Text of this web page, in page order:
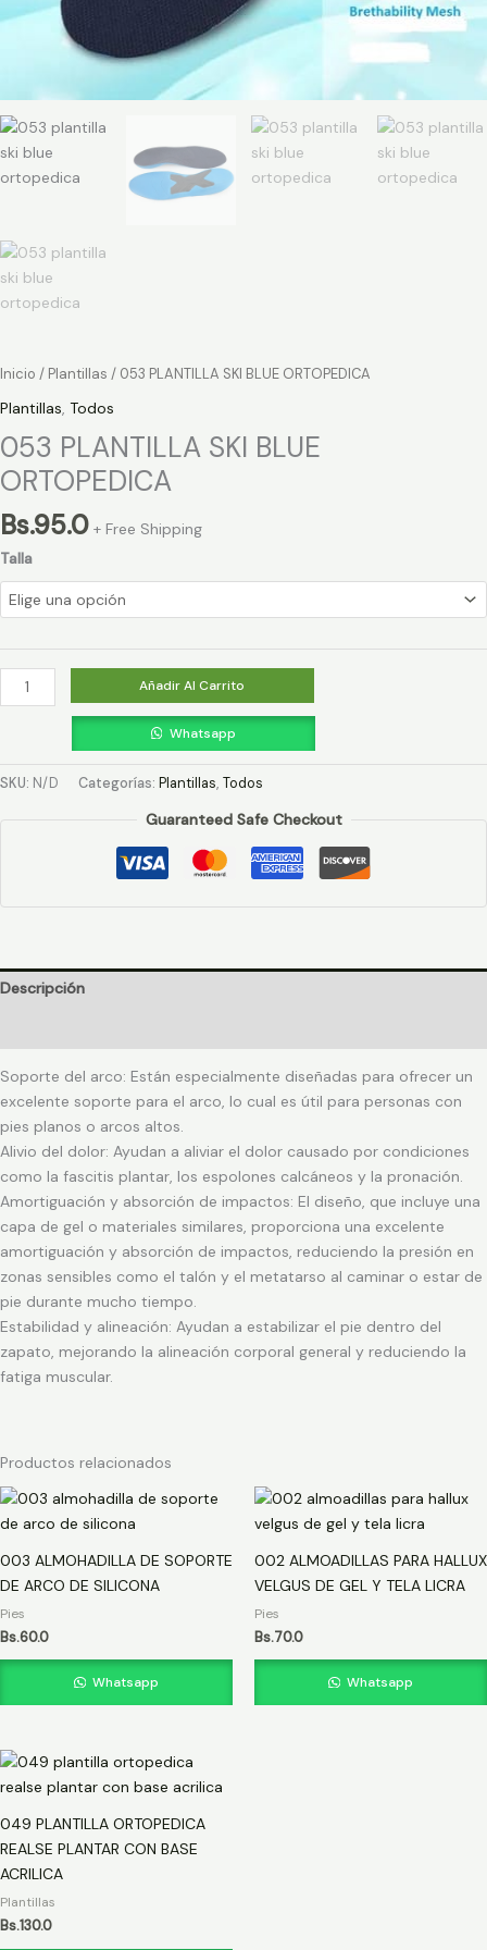
Inicio / Plantillas / 053 PLANTILLA SKI BLUE ORTOPEDICA
Plantillas, Todos
053 PLANTILLA SKI BLUE
ORTOPEDICA
Bs.95.0 + Free Shipping
Talla
Añadir Al Carrito
Whatsapp
SKU: N/D Categorías: Plantillas, Todos
Guaranteed Safe Checkout
Descripción
Soporte del arco: Están especialmente diseñadas para ofrecer un
excelente soporte para el arco, lo cual es útil para personas con
pies planos o arcos altos.
Alivio del dolor: Ayudan a aliviar el dolor causado por condiciones
como la fascitis plantar, los espolones calcáneos y la pronación.
Amortiguación y absorción de impactos: El diseño, que incluye una
capa de gel o materiales similares, proporciona una excelente
amortiguación y absorción de impactos, reduciendo la presión en
zonas sensibles como el talón y el metatarso al caminar o estar de
pie durante mucho tiempo.
Estabilidad y alineación: Ayudan a estabilizar el pie dentro del
zapato, mejorando la alineación corporal general y reduciendo la
fatiga muscular.
Productos relacionados
003 ALMOHADILLA DE SOPORTE
DE ARCO DE SILICONA
Pies
Bs.60.0
Whatsapp
002 ALMOADILLAS PARA HALLUX
VELGUS DE GEL Y TELA LICRA
Pies
Bs.70.0
Whatsapp
049 PLANTILLA ORTOPEDICA
REALSE PLANTAR CON BASE
ACRILICA
Plantillas
Bs.130.0